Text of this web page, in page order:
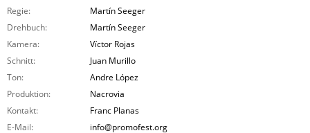
Regie:
Martín Seeger
Drehbuch:
Martín Seeger
Kamera:
Víctor Rojas
Schnitt:
Juan Murillo
Ton:
Andre López
Produktion:
Nacrovia
Kontakt:
Franc Planas
E-Mail:
info@promofest.org